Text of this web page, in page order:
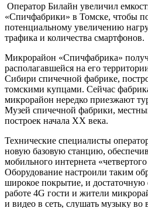
Оператор Билайн увеличил
«Спичфабрики» в Томске, чтобы
потенциальному увеличению
трафика и количества смартфонов.
Микрорайон «Спичфабрика»
располагавшейся на его
Сибири спичечной фабрике,
томскими купцами. Сейчас
микрорайон нередко приезжают
Музей спичечной фабрики,
построек начала XX века.
Технические специалисты
новую базовую станцию,
мобильного интернета
Оборудование настроили таким
широкое покрытие, и достаточную
работе 4G гости и жители
и видео в сеть, слушать музыку во